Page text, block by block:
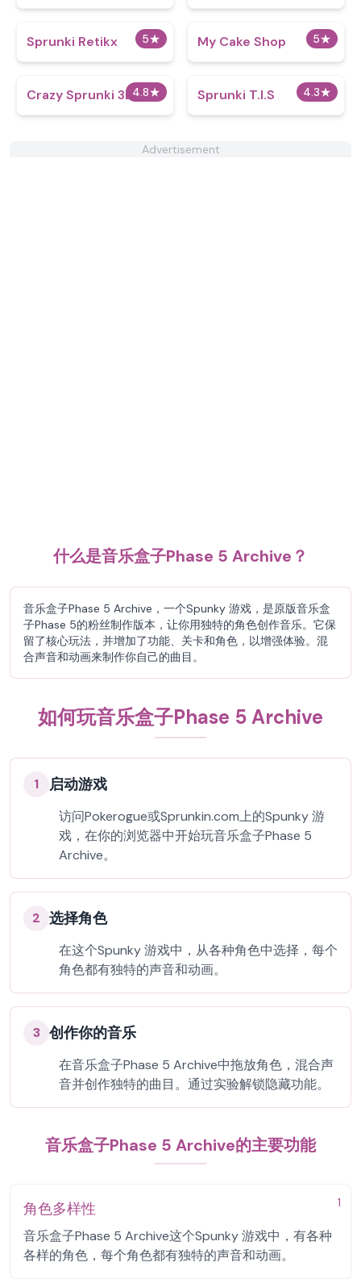
5★
Sprunki Retikx 5★
My Cake Shop
4.8★
Crazy Sprunki 3D 4.3★
Sprunki T.I.S
Advertisement
什么是音乐盒子Phase 5 Archive？
音乐盒子Phase 5 Archive，一个Spunky 游戏，是原版音乐盒
子Phase 5的粉丝制作版本，让你用独特的角色创作音乐。它保
留了核心玩法，并增加了功能、关卡和角色，以增强体验。混
合声音和动画来制作你自己的曲目。
如何玩音乐盒子Phase 5 Archive
1 启动游戏
访问Pokerogue或Sprunkin.com上的Spunky 游
戏，在你的浏览器中开始玩音乐盒子Phase 5
Archive。
2 选择角色
在这个Spunky 游戏中，从各种角色中选择，每个
角色都有独特的声音和动画。
3 创作你的音乐
在音乐盒子Phase 5 Archive中拖放角色，混合声
音并创作独特的曲目。通过实验解锁隐藏功能。
音乐盒子Phase 5 Archive的主要功能
1
角色多样性
音乐盒子Phase 5 Archive这个Spunky 游戏中，有各种
各样的角色，每个角色都有独特的声音和动画。